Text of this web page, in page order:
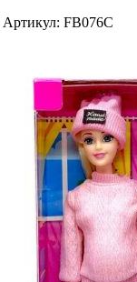
Артикул: FB076C